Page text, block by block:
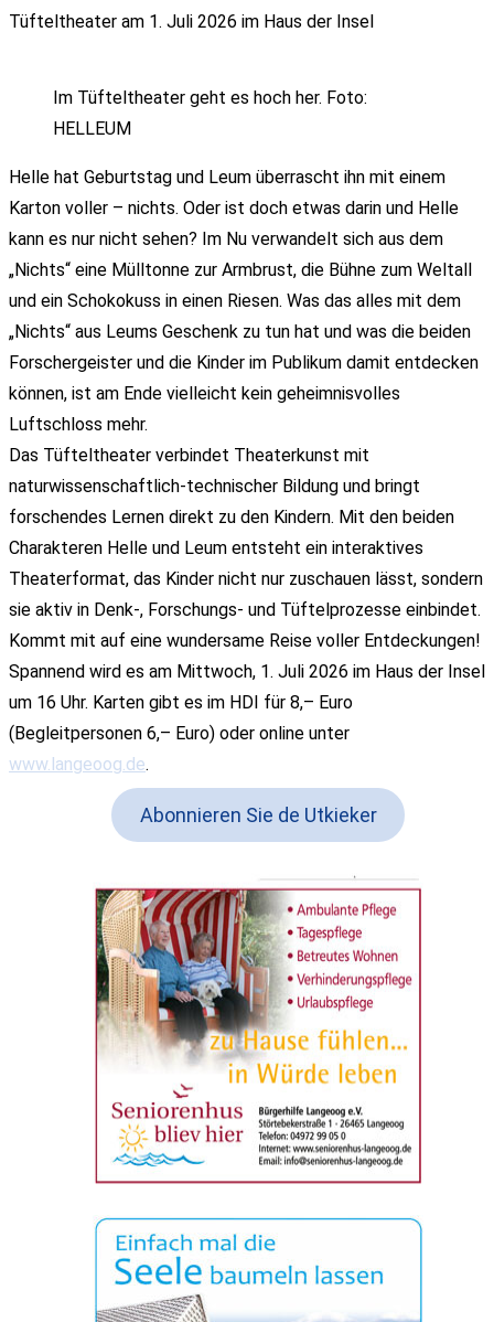
Tüfteltheater am 1. Juli 2026 im Haus der Insel
Im Tüfteltheater geht es hoch her. Foto:
HELLEUM
Helle hat Geburtstag und Leum überrascht ihn mit einem
Karton voller – nichts. Oder ist doch etwas darin und Helle
kann es nur nicht sehen? Im Nu verwandelt sich aus dem
„Nichts“ eine Mülltonne zur Armbrust, die Bühne zum Weltall
und ein Schokokuss in einen Riesen. Was das alles mit dem
„Nichts“ aus Leums Geschenk zu tun hat und was die beiden
Forschergeister und die Kinder im Publikum damit entdecken
können, ist am Ende vielleicht kein geheimnisvolles
Luftschloss mehr.
Das Tüfteltheater verbindet Theaterkunst mit
naturwissenschaftlich-technischer Bildung und bringt
forschendes Lernen direkt zu den Kindern. Mit den beiden
Charakteren Helle und Leum entsteht ein interaktives
Theaterformat, das Kinder nicht nur zuschauen lässt, sondern
sie aktiv in Denk-, Forschungs- und Tüftelprozesse einbindet.
Kommt mit auf eine wundersame Reise voller Entdeckungen!
Spannend wird es am Mittwoch, 1. Juli 2026 im Haus der Insel
um 16 Uhr. Karten gibt es im HDI für 8,– Euro
(Begleitpersonen 6,– Euro) oder online unter
www.langeoog.de.
Abonnieren Sie de Utkieker